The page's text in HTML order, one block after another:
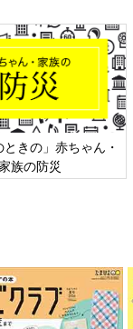
ちゃん・
日本外